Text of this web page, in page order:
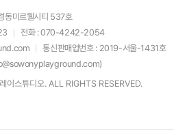
동미르웰시티 537호
전화 : 070-4242-2054
통신판매업번호 : 2019-서울-1431호
)
이스튜디오. ALL RIGHTS RESERVED.